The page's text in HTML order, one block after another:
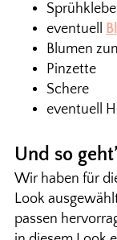
eventuell
Blumen
Pinzette
Schere
eventuell
Und so
Wir haben für
Look
passen